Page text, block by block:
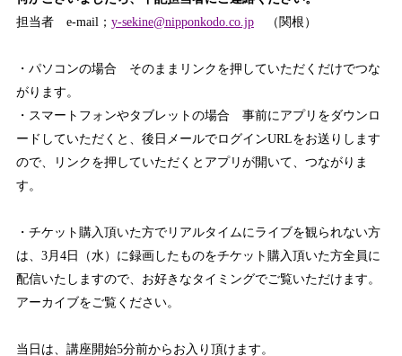
担当者 e-mail； y-sekine@nipponkodo.co.jp（関根）
・パソコンの場合 そのままリンクを押していただくだけでつな
がります。
・スマートフォンやタブレットの場合 事前にアプリをダウンロ
ードしていただくと、後日メールでログインURLをお送りします
ので、リンクを押していただくとアプリが開いて、つながりま
す。
・チケット購入頂いた方でリアルタイムにライブを観られない方
は、3月4日（水）に録画したものをチケット購入頂いた方全員に
配信いたしますので、お好きなタイミングでご覧いただけます。
アーカイブをご覧ください。
当日は、講座開始5分前からお入り頂けます。